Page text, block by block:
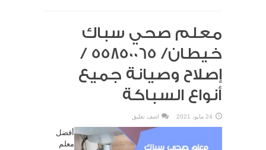
معلم صحي سباك
خيطان/ 55850065 /
إصلاح وصيانة جميع
أنواع السباكة
24 مايو، 2021 اضف تعليق
أفضل
معلم